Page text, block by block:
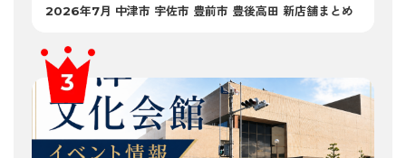
2026年7月 中津市 宇佐市 豊前市 豊後高田 新店舗まとめ